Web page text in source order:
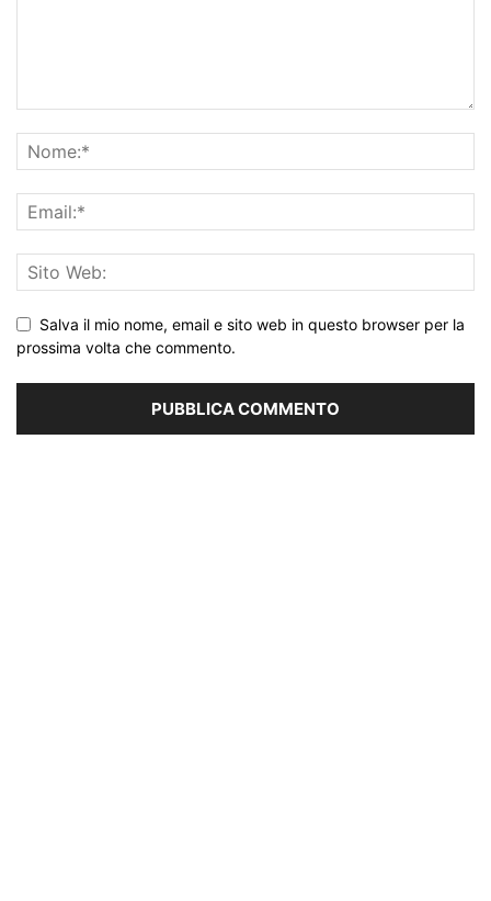
Salva il mio nome, email e sito web in questo browser per la
prossima volta che commento.